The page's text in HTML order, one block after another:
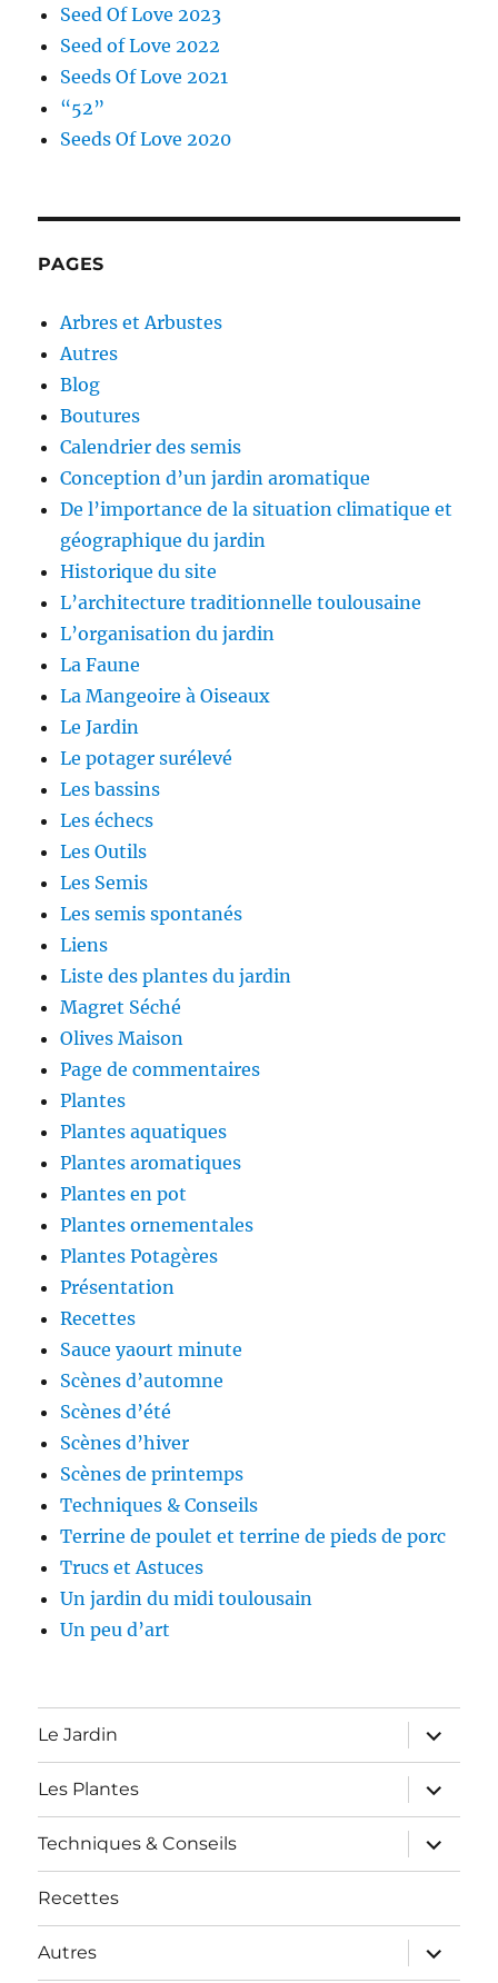
Seed Of Love 2023
Seed of Love 2022
Seeds Of Love 2021
“52”
Seeds Of Love 2020
PAGES
Arbres et Arbustes
Autres
Blog
Boutures
Calendrier des semis
Conception d’un jardin aromatique
De l’importance de la situation climatique et
géographique du jardin
Historique du site
L’architecture traditionnelle toulousaine
L’organisation du jardin
La Faune
La Mangeoire à Oiseaux
Le Jardin
Le potager surélevé
Les bassins
Les échecs
Les Outils
Les Semis
Les semis spontanés
Liens
Liste des plantes du jardin
Magret Séché
Olives Maison
Page de commentaires
Plantes
Plantes aquatiques
Plantes aromatiques
Plantes en pot
Plantes ornementales
Plantes Potagères
Présentation
Recettes
Sauce yaourt minute
Scènes d’automne
Scènes d’été
Scènes d’hiver
Scènes de printemps
Techniques & Conseils
Terrine de poulet et terrine de pieds de porc
Trucs et Astuces
Un jardin du midi toulousain
Un peu d’art
Le Jardin
expand
child
menu
Les Plantes
expand
child
menu
Techniques & Conseils
expand
child
menu
Recettes
Autres
expand
child